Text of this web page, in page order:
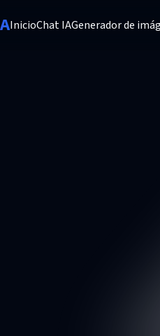
InicioChat IAGenerador de